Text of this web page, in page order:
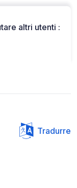
altri utenti :
Tradurre